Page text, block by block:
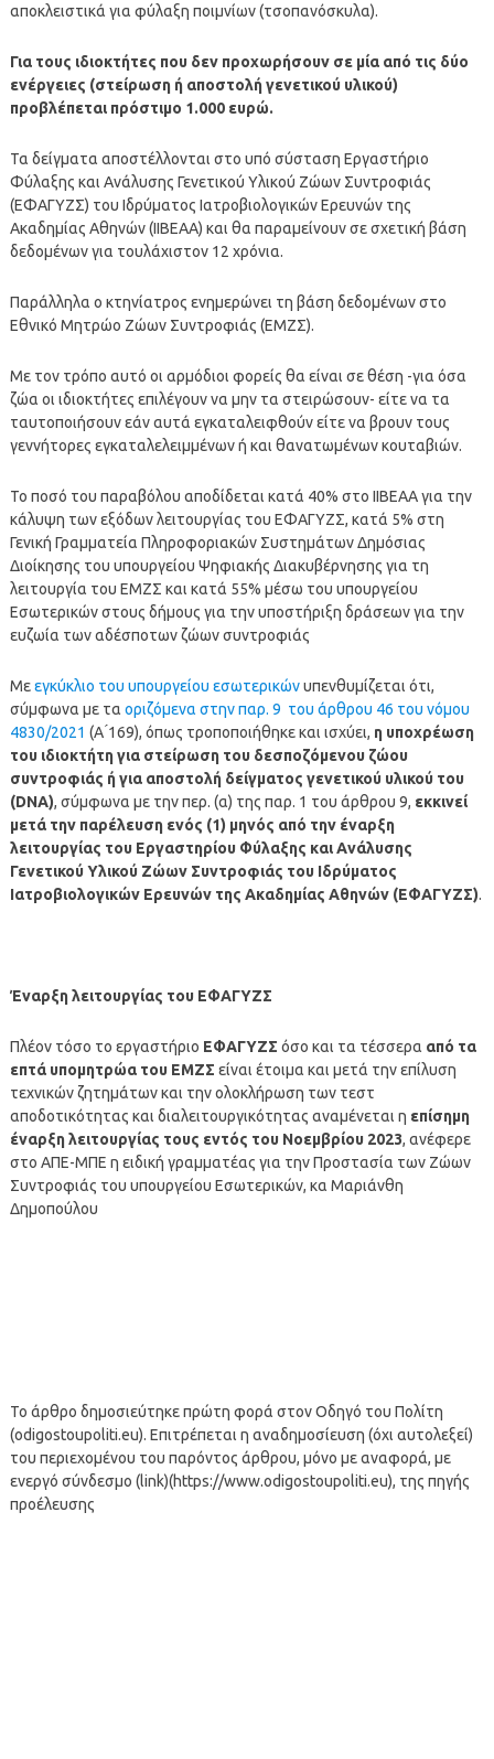
αποκλειστικά για φύλαξη ποιμνίων (τσοπανόσκυλα).
Για τους ιδιοκτήτες που δεν προχωρήσουν σε μία από τις δύο
ενέργειες (στείρωση ή αποστολή γενετικού υλικού)
προβλέπεται πρόστιμο 1.000 ευρώ.
Τα δείγματα αποστέλλονται στο υπό σύσταση Εργαστήριο
Φύλαξης και Ανάλυσης Γενετικού Υλικού Ζώων Συντροφιάς
(ΕΦΑΓΥΖΣ) του Ιδρύματος Ιατροβιολογικών Ερευνών της
Ακαδημίας Αθηνών (ΙΙΒΕΑΑ) και θα παραμείνουν σε σχετική βάση
δεδομένων για τουλάχιστον 12 χρόνια.
Παράλληλα ο κτηνίατρος ενημερώνει τη βάση δεδομένων στο
Εθνικό Μητρώο Ζώων Συντροφιάς (ΕΜΖΣ).
Με τον τρόπο αυτό οι αρμόδιοι φορείς θα είναι σε θέση -για όσα
ζώα οι ιδιοκτήτες επιλέγουν να μην τα στειρώσουν- είτε να τα
ταυτοποιήσουν εάν αυτά εγκαταλειφθούν είτε να βρουν τους
γεννήτορες εγκαταλελειμμένων ή και θανατωμένων κουταβιών.
Το ποσό του παραβόλου αποδίδεται κατά 40% στο ΙΙΒΕΑΑ για την
κάλυψη των εξόδων λειτουργίας του ΕΦΑΓΥΖΣ, κατά 5% στη
Γενική Γραμματεία Πληροφοριακών Συστημάτων Δημόσιας
Διοίκησης του υπουργείου Ψηφιακής Διακυβέρνησης για τη
λειτουργία του ΕΜΖΣ και κατά 55% μέσω του υπουργείου
Εσωτερικών στους δήμους για την υποστήριξη δράσεων για την
ευζωία των αδέσποτων ζώων συντροφιάς
Μεεγκύκλιο του υπουργείου εσωτερικώνυπενθυμίζεται ότι,
σύμφωνα με τα οριζόμενα στην παρ. 9 του άρθρου 46 του νόμου
4830/2021 (Α ́169), όπως τροποποιήθηκε και ισχύει, η υποχρέωση
του ιδιοκτήτη για στείρωση του δεσποζόμενου ζώου
συντροφιάς ή για αποστολή δείγματος γενετικού υλικού του
(DNA), σύμφωνα με την περ. (α) της παρ. 1 του άρθρου 9, εκκινεί
μετά την παρέλευση ενός (1) μηνός από την έναρξη
λειτουργίας του Εργαστηρίου Φύλαξης και Ανάλυσης
Γενετικού Υλικού Ζώων Συντροφιάς του Ιδρύματος
Ιατροβιολογικών Ερευνών της Ακαδημίας Αθηνών (ΕΦΑΓΥΖΣ).
Έναρξη λειτουργίας του ΕΦΑΓΥΖΣ
Πλέον τόσο το εργαστήριο ΕΦΑΓΥΖΣ όσο και τα τέσσερα από τα
επτά υπομητρώα του ΕΜΖΣ είναι έτοιμα και μετά την επίλυση
τεχνικών ζητημάτων και την ολοκλήρωση των τεστ
αποδοτικότητας και διαλειτουργικότητας αναμένεται η επίσημη
έναρξη λειτουργίας τους εντός του Νοεμβρίου 2023, ανέφερε
στο ΑΠΕ-ΜΠΕ η ειδική γραμματέας για την Προστασία των Ζώων
Συντροφιάς του υπουργείου Εσωτερικών, κα Μαριάνθη
Δημοπούλου
Το άρθρο δημοσιεύτηκε πρώτη φορά στον Οδηγό του Πολίτη
(odigostoupoliti.eu). Επιτρέπεται η αναδημοσίευση (όχι αυτολεξεί)
του περιεχομένου του παρόντος άρθρου, μόνο με αναφορά, με
ενεργό σύνδεσμο (link)(https://www.odigostoupoliti.eu), της πηγής
προέλευσης